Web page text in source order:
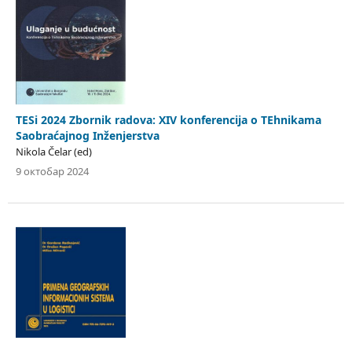
TESi 2024 Zbornik radova: XIV konferencija o TEhnikama
Saobraćajnog Inženjerstva
Nikola Čelar (ed)
9 октобар 2024